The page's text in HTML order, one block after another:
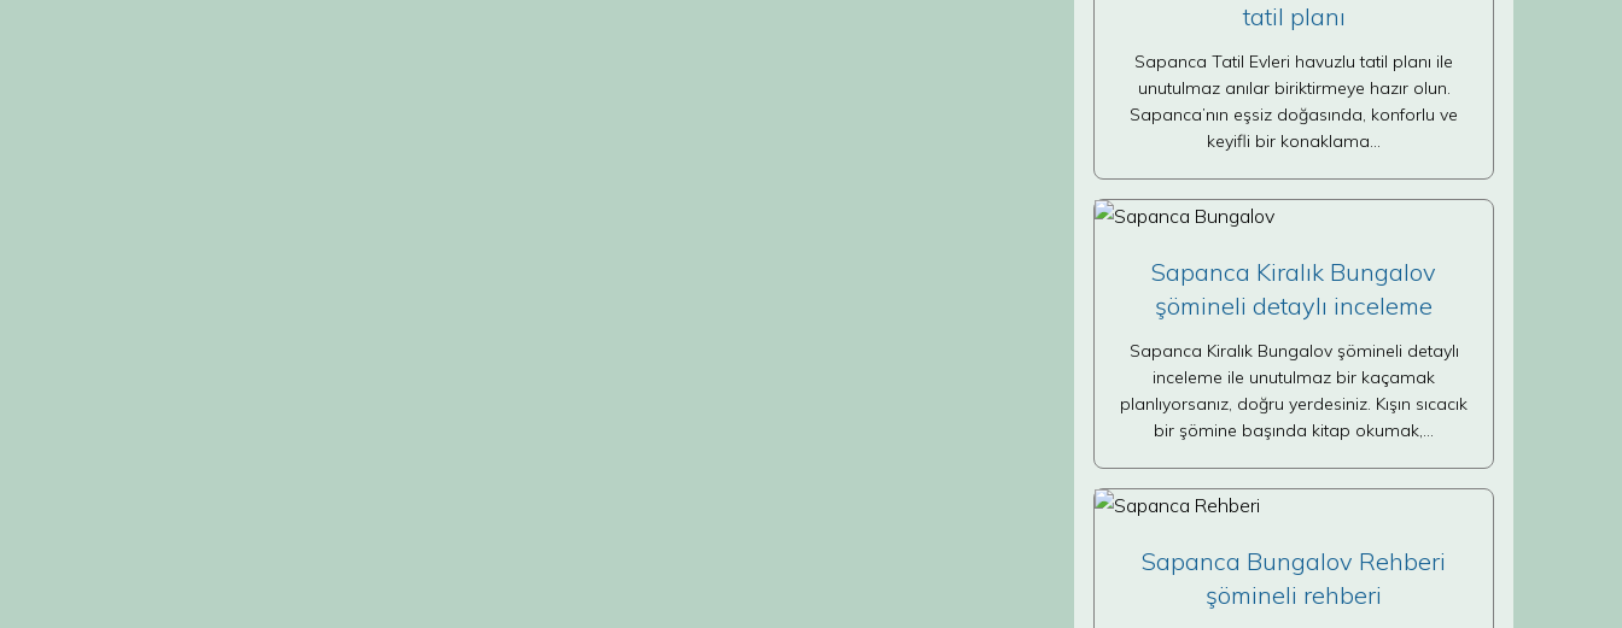
tatil planı
Sapanca Tatil Evleri havuzlu tatil planı ile
unutulmaz anılar biriktirmeye hazır olun.
Sapanca’nın eşsiz doğasında, konforlu ve
keyifli bir konaklama…
Sapanca Kiralık Bungalov
şömineli detaylı inceleme
Sapanca Kiralık Bungalov şömineli detaylı
inceleme ile unutulmaz bir kaçamak
planlıyorsanız, doğru yerdesiniz. Kışın sıcacık
bir şömine başında kitap okumak,…
Sapanca Bungalov Rehberi
şömineli rehberi